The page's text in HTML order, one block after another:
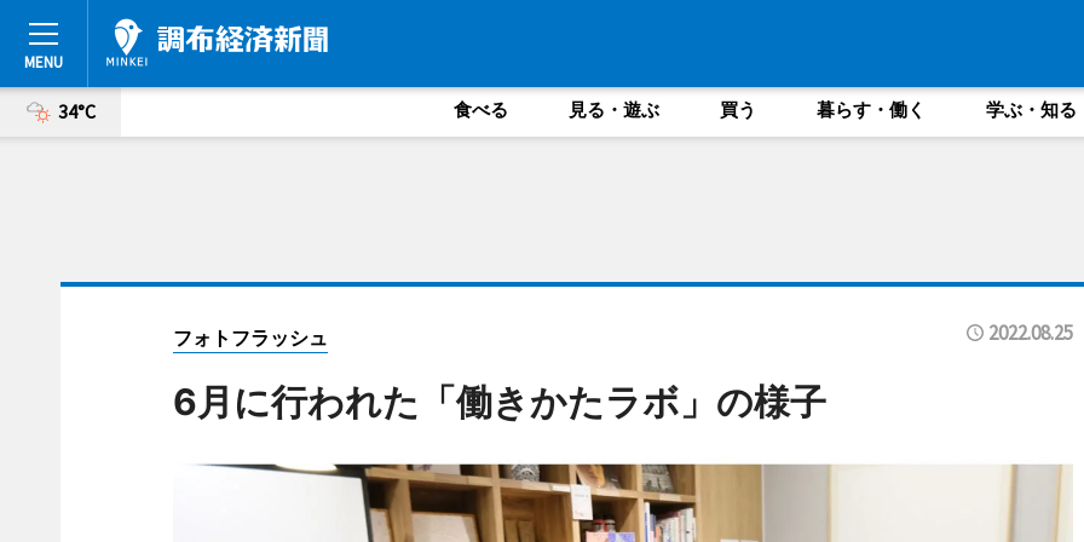
34°C 食べる 見る・遊ぶ 買う 暮らす・働く 学ぶ・知る
フォトフラッシュ 2022.08.25
6月に行われた「働きかたラボ」の様子